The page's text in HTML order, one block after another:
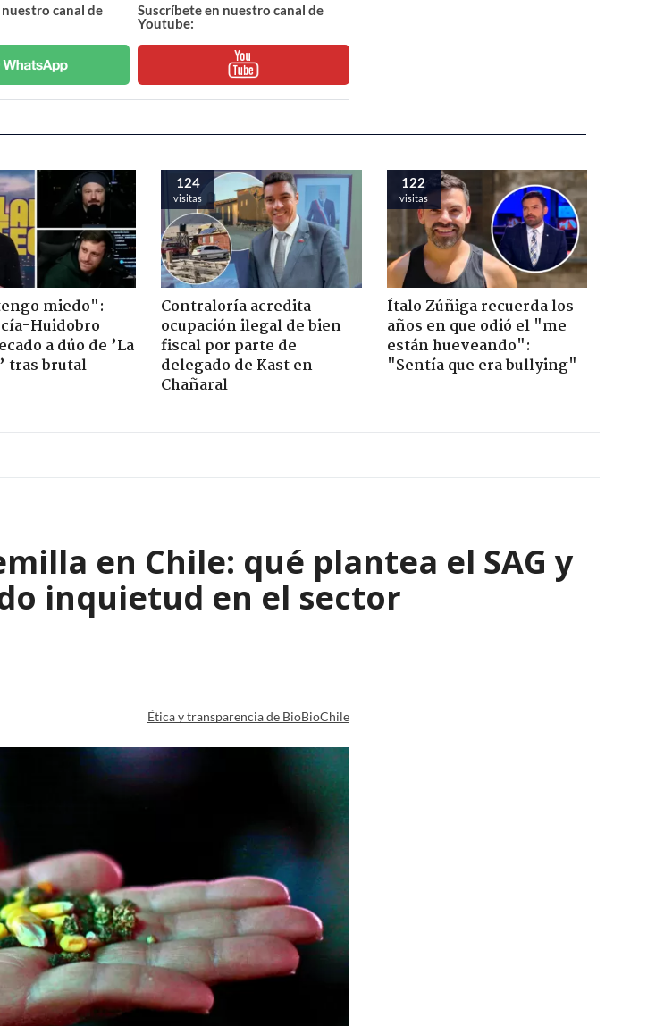
canal de
Suscríbete en nuestro canal de
Youtube:
miedo":
Huidobro
a dúo de ’La
tras brutal
124
visitas
Contraloría acredita
ocupación ilegal de bien
fiscal por parte de
delegado de Kast en
Chañaral
122
visitas
Ítalo Zúñiga recuerda los
años en que odió el "me
están hueveando":
"Sentía que era bullying"
en Chile: qué plantea el SAG y
inquietud en el sector
Ética y transparencia de BioBioChile